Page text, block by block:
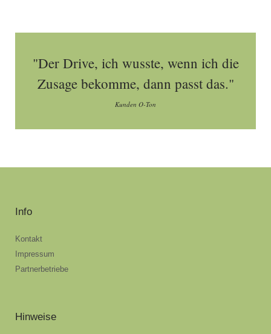
"Der Drive, ich wusste, wenn ich die
Zusage bekomme, dann passt das."
Kunden O-Ton
Info
Kontakt
Impressum
Partnerbetriebe
Hinweise